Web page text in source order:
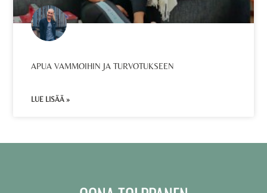
APUA VAMMOIHIN JA TURVOTUKSEEN
LUE LISÄÄ »